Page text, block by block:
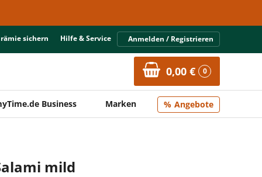
sichern Hilfe & Service Anmelden / Registrieren
0,00 € 0
Business Marken Angebote
mild